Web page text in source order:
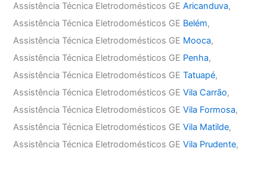
Assistência Técnica Eletrodomésticos GEAricanduva,
Assistência Técnica Eletrodomésticos GE Belém,
Assistência Técnica Eletrodomésticos GE Mooca,
Assistência Técnica Eletrodomésticos GE Penha,
Assistência Técnica Eletrodomésticos GETatuapé,
Assistência Técnica Eletrodomésticos GEVila Carrão,
Assistência Técnica Eletrodomésticos GEVila Formosa,
Assistência Técnica Eletrodomésticos GEVila Matilde,
Assistência Técnica Eletrodomésticos GEVila Prudente,